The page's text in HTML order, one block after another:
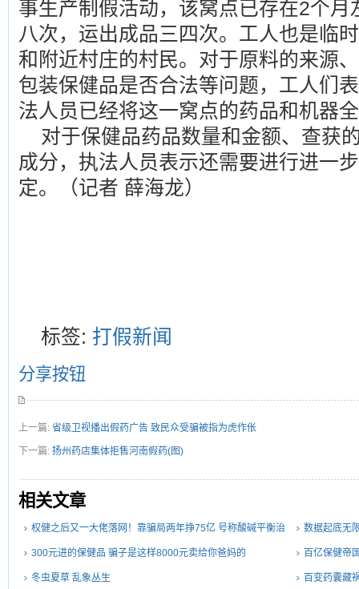
事生产制假活动，该窝点已存在2个
八次，运出成品三四次。工人也是临
和附近村庄的村民。对于原料的来源
包装保健品是否合法等问题，工人们
法人员已经将这一窝点的药品和机器
对于保健品药品数量和金额、查获
成分，执法人员表示还需要进行进一
定。（记者 薛海龙）
标签: 打假新闻
分享按钮
上一篇: 省级卫视播出假药广告 致民众受骗被指为虎作伥
下一篇: 扬州药店集体拒售河南假药(图)
相关文章
权健之后又一大佬落网！靠骗局两年挣75亿 号称酸碱平衡治
百病
数据起底无
300元进的保健品 骗子是这样8000元卖给你爸妈的 百亿保健帝
冬虫夏草 乱象丛生 百变药囊藏